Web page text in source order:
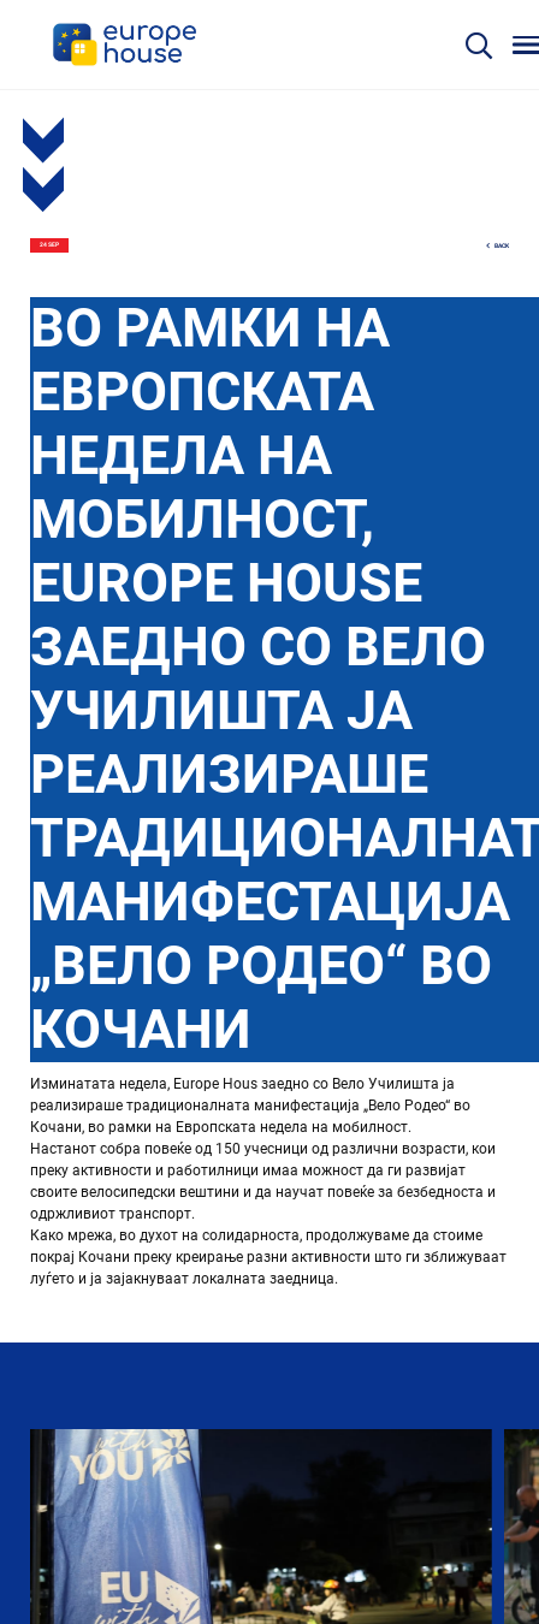
24 SEP BACK
ВО РАМКИ НА
ЕВРОПСКАТА
НЕДЕЛА НА
МОБИЛНОСТ,
EUROPE HOUSE
ЗАЕДНО СО ВЕЛО
УЧИЛИШТА ЈА
РЕАЛИЗИРАШЕ
МАНИФЕСТАЦИЈА
„ВЕЛО РОДЕО“ ВО
КОЧАНИ
Изминатата недела, Europe Hous заедно со Вело Училишта ја
реализираше традиционалната манифестација „Вело Родео“ во
Кочани, во рамки на Европската недела на мобилност.
Настанот собра повеќе од 150 учесници од различни возрасти, кои
преку активности и работилници имаа можност да ги развијат
своите велосипедски вештини и да научат повеќе за безбедноста и
одржливиот транспорт.
Како мрежа, во духот на солидарноста, продолжуваме да стоиме
покрај Кочани преку креирање разни активности што ги зближуваат
луѓето и ја зајакнуваат локалната заедница.